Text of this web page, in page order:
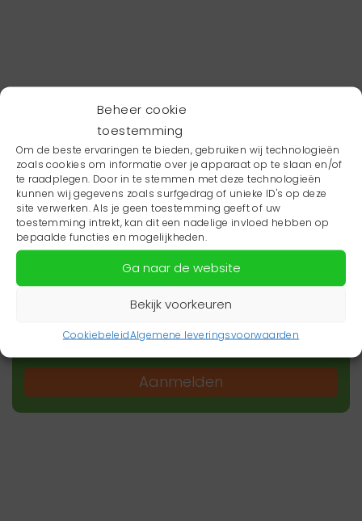
Beheer cookie
toestemming
Om de beste ervaringen te bieden, gebruiken wij technologieën
zoals cookies om informatie over je apparaat op te slaan en/of
te raadplegen. Door in te stemmen met deze technologieën
kunnen wij gegevens zoals surfgedrag of unieke ID's op deze
site verwerken. Als je geen toestemming geeft of uw
toestemming intrekt, kan dit een nadelige invloed hebben op
bepaalde functies en mogelijkheden.
Ga naar de website
Bekijk voorkeuren
CookiebeleidAlgemene leveringsvoorwaarden
Wil je niets missen?
Wil je op de hoogte blijven van het laatste
zorgnieuws in jouw regio? Schrijf je dan in voor
onze nieuwsbrief.
Aanmelden